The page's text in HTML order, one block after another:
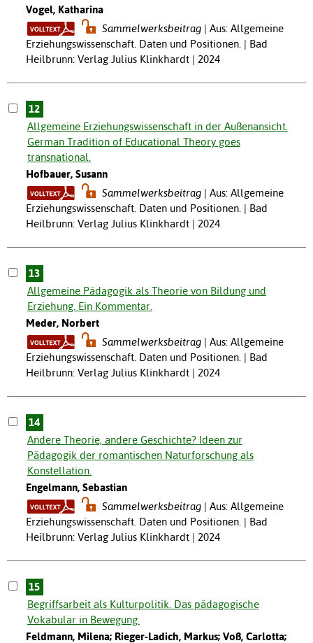
Vogel, Katharina
Sammelwerksbeitrag
Aus: Allgemeine
Erziehungswissenschaft. Daten und Positionen. | Bad
Heilbrunn: Verlag Julius Klinkhardt | 2024
12
Allgemeine Erziehungswissenschaft in der Außenansicht.
German Tradition of Educational Theory goes
transnational.
Hofbauer, Susann
Sammelwerksbeitrag
Aus: Allgemeine
Erziehungswissenschaft. Daten und Positionen. | Bad
Heilbrunn: Verlag Julius Klinkhardt | 2024
13
Allgemeine Pädagogik als Theorie von Bildung und
Erziehung. Ein Kommentar.
Meder, Norbert
Sammelwerksbeitrag
Aus: Allgemeine
Erziehungswissenschaft. Daten und Positionen. | Bad
Heilbrunn: Verlag Julius Klinkhardt | 2024
14
Andere Theorie, andere Geschichte? Ideen zur
Pädagogik der romantischen Naturforschung als
Konstellation.
Engelmann, Sebastian
Sammelwerksbeitrag
Aus: Allgemeine
Erziehungswissenschaft. Daten und Positionen. | Bad
Heilbrunn: Verlag Julius Klinkhardt | 2024
15
Begriffsarbeit als Kulturpolitik. Das pädagogische
Vokabular in Bewegung.
Feldmann, Milena; Rieger-Ladich, Markus; Voß, Carlotta;